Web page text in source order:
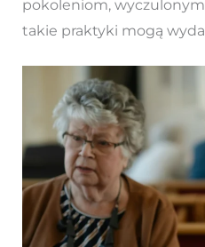
pokoleniom,
takie praktyki mogą